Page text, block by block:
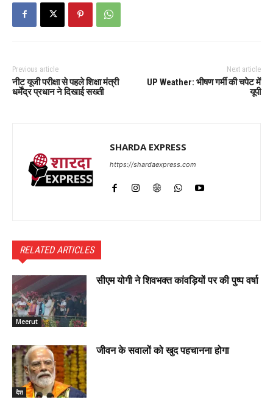
Previous article
नीट यूजी परीक्षा से पहले शिक्षा मंत्री
धर्मेंद्र प्रधान ने दिखाई सख्ती
Next article
UP Weather: भीषण गर्मी की चपेट में
यूपी
SHARDA EXPRESS
https://shardaexpress.com
RELATED ARTICLES
Meerut
सीएम योगी ने शिवभक्त कांवड़ियों पर की पुष्प वर्षा
देश
जीवन के सवालों को खुद पहचानना होगा